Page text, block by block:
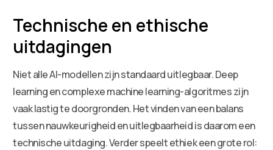
Technische en ethische
uitdagingen
Niet alle AI-modellen zijn standaard uitlegbaar. Deep
learning en complexe machine learning-algoritmes zijn
vaak lastig te doorgronden. Het vinden van een balans
tussen nauwkeurigheid en uitlegbaarheid is daarom een
technische uitdaging. Verder speelt ethiek een grote rol: